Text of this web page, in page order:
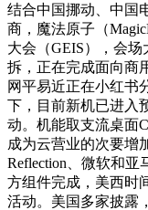
结合中国挪动、中国
商，魔法原子（
大会（GEIS），会
拆，正在完成面向商
网平易近正在小红书
下，目前新机已进入
动。机能取支流桌面
成为云营业的次要增
Reflection、微软和
方组件完成，美西时
活动。美国多家披露